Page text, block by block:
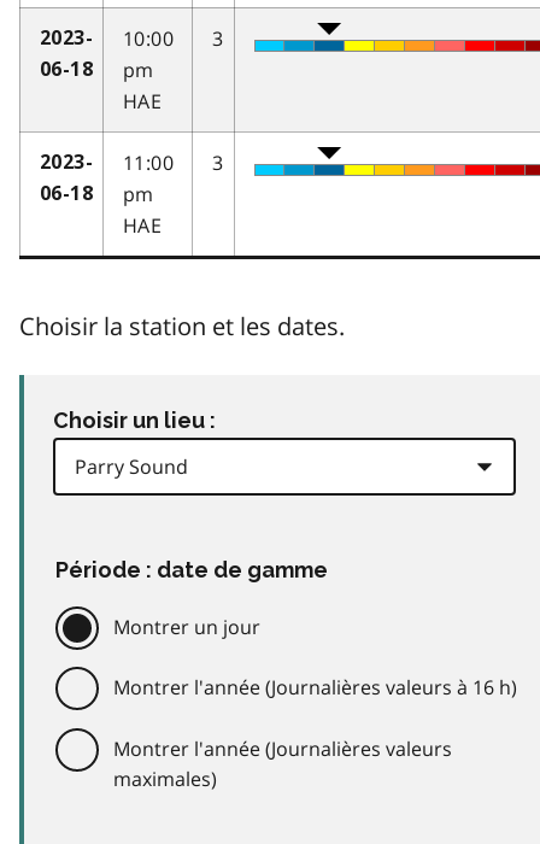
2023-
06-18
10:00
pm
HAE
3
2023-
06-18
11:00
pm
HAE
3
Choisir la station et les dates.
Choisir un lieu :
Période : date de gamme
Montrer un jour
Montrer l'année (Journalières valeurs à 16 h)
Montrer l'année (Journalières valeurs
maximales)